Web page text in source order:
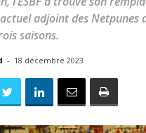
adjoint des Netpunes
saisons.
- 18 décembre 2023